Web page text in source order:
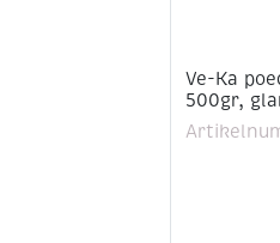
Ve-Ka
500gr,